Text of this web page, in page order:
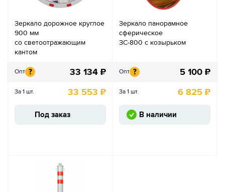
Зеркало дорожное круглое
900 мм
со светоотражающим
кантом
Опт ? 33 134 ₽
За 1 шт. 33 553 ₽
Под заказ
Зеркало панорамное
сферическое
ЗС-800 с козырьком
Опт ? 5 100 ₽
За 1 шт. 6 825 ₽
В наличии